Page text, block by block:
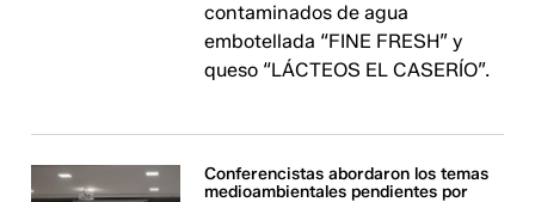
contaminados de agua
embotellada “FINE FRESH” y
queso “LÁCTEOS EL CASERÍO”.
Conferencistas abordaron los temas
medioambientales pendientes por